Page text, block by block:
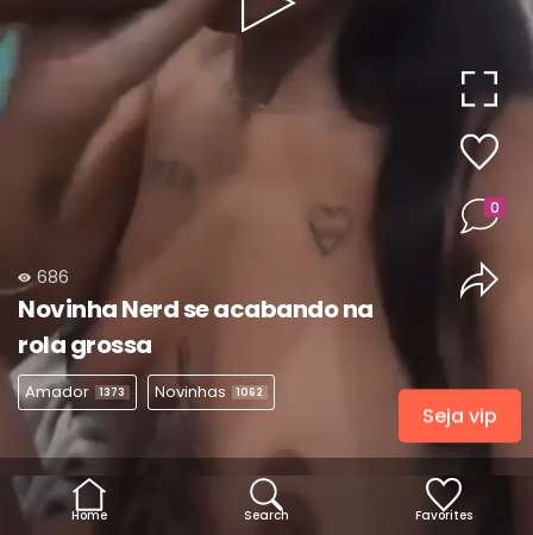
Play
Video
686
Novinha Nerd se acabando na
rola grossa
Amador 1373 Novinhas 1062
0
Home Search Favorites
Seja vip